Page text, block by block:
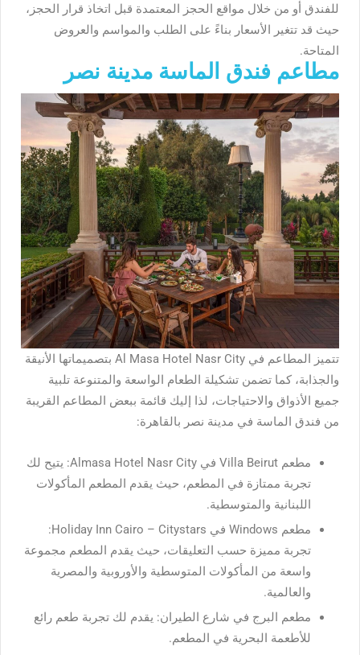
للفندق أو من خلال مواقع الحجز المعتمدة قبل اتخاذ قرار الحجز،
حيث قد تتغير الأسعار بناءً على الطلب والمواسم والعروض
المتاحة.
مطاعم فندق الماسة مدينة نصر
تتميز المطاعم في Al Masa Hotel Nasr City بتصميماتها الأنيقة
والجذابة، كما تضمن تشكيلة الطعام الواسعة والمتنوعة تلبية
جميع الأذواق والاحتياجات، لذا إليك قائمة ببعض المطاعم القريبة
من فندق الماسة في مدينة نصر بالقاهرة:
مطعم Villa Beirut في Almasa Hotel Nasr City: يتيح لك
تجربة ممتازة في المطعم، حيث يقدم المطعم المأكولات
اللبنانية والمتوسطية.
مطعم Windows في Holiday Inn Cairo – Citystars:
تجربة مميزة حسب التعليقات، حيث يقدم المطعم مجموعة
واسعة من المأكولات المتوسطية والأوروبية والمصرية
والعالمية.
مطعم البرج في شارع الطيران: يقدم لك تجربة طعم رائع
للأطعمة البحرية في المطعم.